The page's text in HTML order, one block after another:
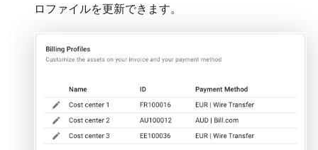
ロファイルを更新できます。